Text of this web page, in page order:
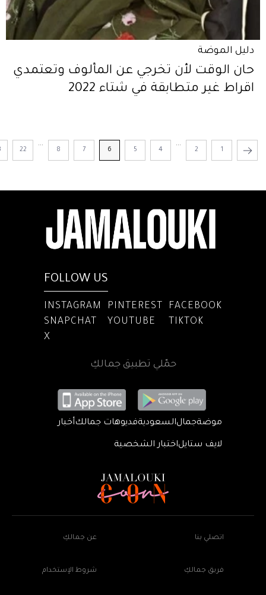
دليل الموضة
حان الوقت لأن تخرجي عن المألوف وتعتمدي
اقراط غير متطابقة في شتاء 2022
1
2
...
4
5
6
7
8
...
22
FOLLOW US
INSTAGRAM PINTEREST
FACEBOOK
SNAPCHAT
YOUTUBE
TIKTOK
X
حمّلي تطبيق جمالكِ
موضةجمالالسعوديةفديوهات جمالكأخبار
لايف ستايلاختبار الشخصية
اتصلي بنا عن جمالكِ
فريق جمالكِ شروط الإستخدام